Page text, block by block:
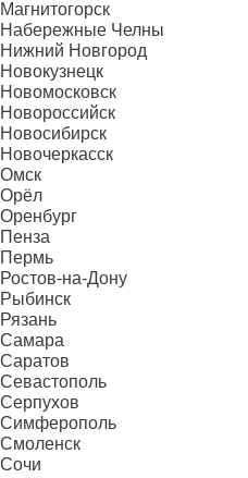
Магнитогорск
Набережные Челны
Нижний Новгород
Новокузнецк
Новомосковск
Новороссийск
Новосибирск
Новочеркасск
Омск
Орёл
Оренбург
Пенза
Пермь
Ростов-на-Дону
Рыбинск
Рязань
Самара
Саратов
Севастополь
Серпухов
Симферополь
Смоленск
Сочи